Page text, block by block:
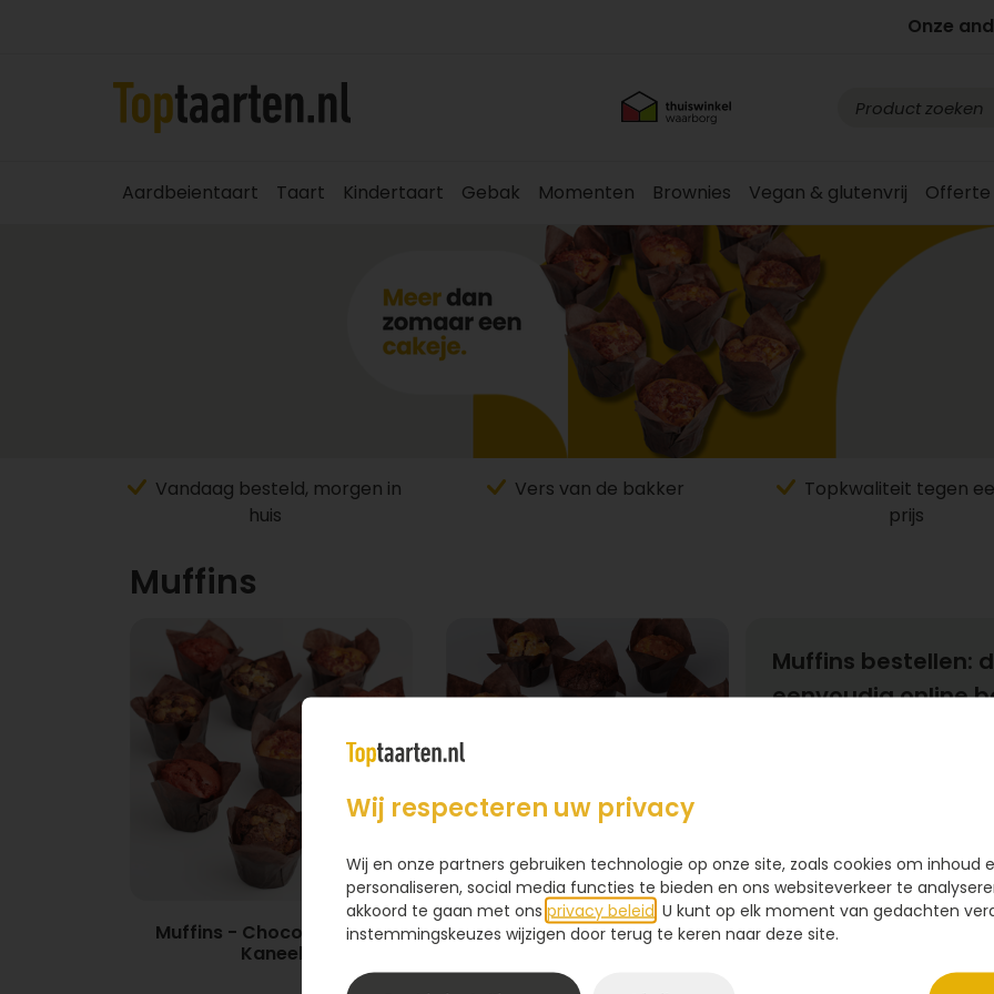
Onze
Aardbeientaart Taart Kindertaart Gebak Momenten Brownies Vegan & glutenvrij Offerte
Vandaag besteld, morgen in
huis
Vers van de bakker
Topkwaliteit tegen
prijs
Muffins
Muffins - Choco, velvet &
Kaneel
Muffins - fruit & caramel
Muffins bestellen:
eenvoudig online
Heb je zin in een
eenvoudig verse en
bij jouw smaak past of bij
gaat snel en eenvoudig.
een perfecte muffin
Lees meer
Wij respecteren uw privacy
Wij en onze partners gebruiken technologie op onze site, zoals cookies om inhoud
personaliseren, social media functies te bieden en ons websiteverkeer te
akkoord te gaan met ons privacy beleid . U kunt op elk moment van gedachten
instemmingskeuzes wijzigen door terug te keren naar deze site.